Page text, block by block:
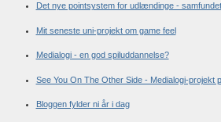
Det nye pointsystem for udlændinge -
Mit seneste uni-projekt om game feel
Medialogi - en god spiluddannelse?
See You On The Other Side - Medialogi-projekt
Bloggen fylder ni år i dag